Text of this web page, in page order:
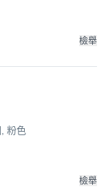
檢舉
粉色
檢舉